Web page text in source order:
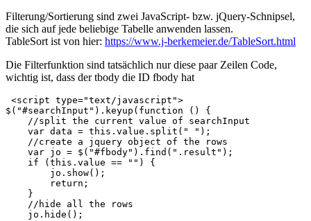
Filterung/Sortierung sind zwei JavaScript- bzw. jQuery-Schnipsel,
die sich auf jede beliebige Tabelle anwenden lassen.
TableSort ist von hier: https://www.j-berkemeier.de/TableSort.html
Die Filterfunktion sind tatsächlich nur diese paar Zeilen Code,
wichtig ist, dass der tbody die ID fbody hat
<script type="text/javascript">
$("#searchInput").keyup(function () {
    //split the current value of searchInput
    var data = this.value.split(" ");
    //create a jquery object of the rows
    var jo = $("#fbody").find(".result");
    if (this.value == "") {
        jo.show();
        return;
    }
    //hide all the rows
    jo.hide();